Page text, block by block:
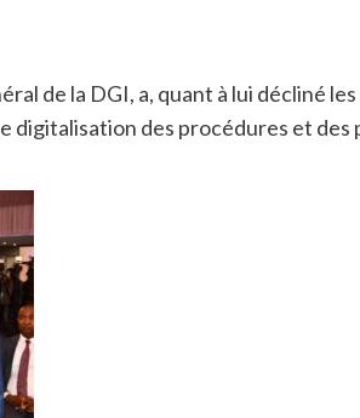
de la DGI, a, quant à lui décliné
digitalisation des procédures et